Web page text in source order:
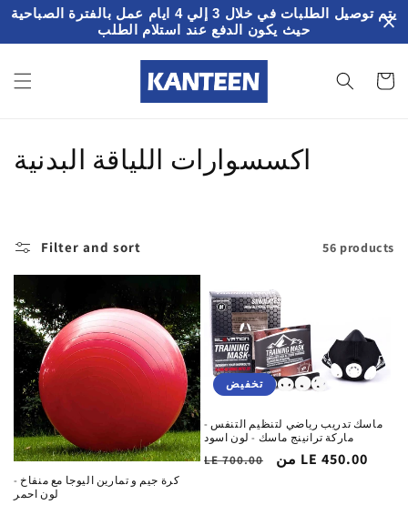
يتم توصيل الطلبات في خلال 3 إلي 4 ايام عمل بالفترة الصباحية
حيث يكون الدفع عند استلام الطلب
تخطى
الى
ت
ي
ف
:
اكسسوارات اللياقة البدنية
Filter and sort 56 products
كرة جيم و تمارين اليوجا مع منفاخ -
لون احمر
تخفيض
ماسك تدريب رياضي لتنظيم التنفس -
ماركة ترانينج ماسك - لون اسود
السغر
LE 700.00
سعرمن LE 450.00